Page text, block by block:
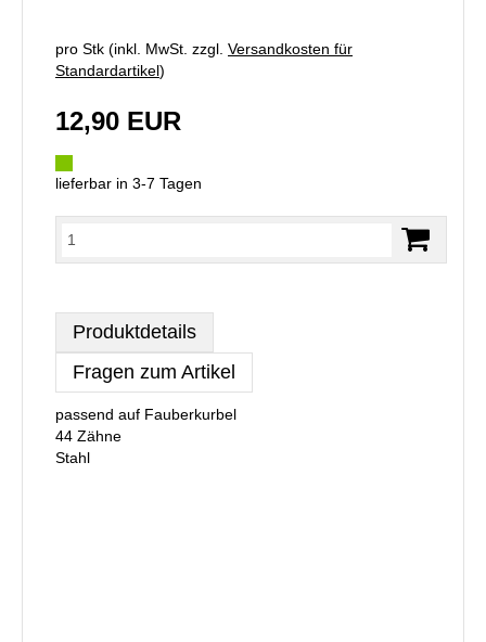
pro Stk (inkl. MwSt. zzgl. Versandkosten für
Standardartikel)
12,90 EUR
lieferbar in 3-7 Tagen
Produktdetails
Fragen zum Artikel
passend auf Fauberkurbel
44 Zähne
Stahl